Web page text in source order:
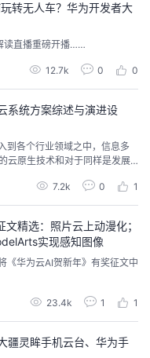
转无人车？华为开发者大
读直播重磅开播……
12.7k 0 0
系统方案综述与演进设
到各个行业领域之中，信息多
云原生技术和对于同样是发展
将云原生引入物联网平台中的
于云原生下的物联网领域该如
7.2k 0 1
精选：照片云上动漫化；
实现感知图像
《华为云AI贺新年》有奖征文中
23.4k 1 1
疆灵眸手机云台、华为手